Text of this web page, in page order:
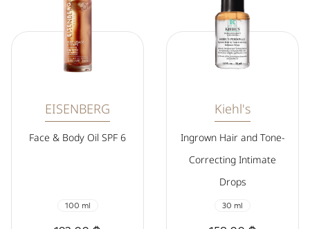
EISENBERG
Face & Body Oil SPF 6
100 ml
Kiehl's
Ingrown Hair and Tone-
Correcting Intimate
Drops
30 ml